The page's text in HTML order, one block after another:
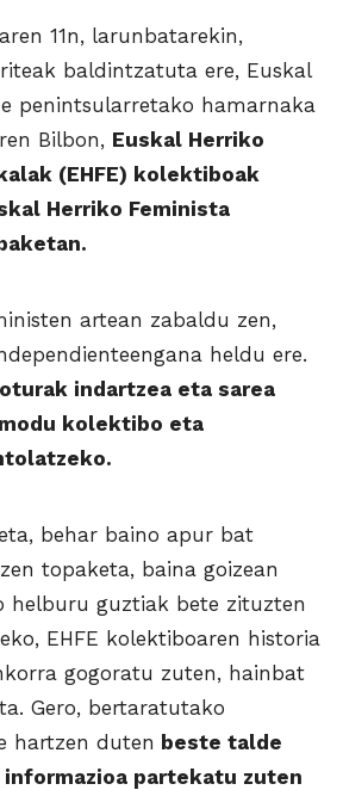
11n, larunbatarekin,
baldintzatuta ere, Euskal
penintsularretako hamarnaka
Bilbon, Euskal Herriko
(EHFE) kolektiboak
Herriko Feminista
artean zabaldu zen,
heldu ere.
indartzea eta sarea
kolektibo eta
behar baino apur bat
topaketa, baina goizean
helburu guztiak bete zituzten
EHFE kolektiboaren historia
gogoratu zuten, hainbat
Gero, bertaratutako
hartzen duten beste talde
partekatu zuten